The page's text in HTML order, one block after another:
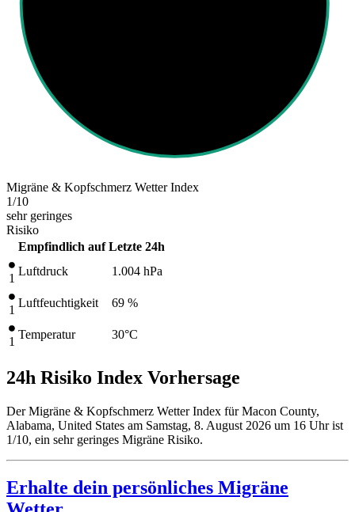
Migräne & Kopfschmerz Wetter Index
1/10
sehr geringes
Risiko
Empfindlich auf Letzte 24h
1
Luftdruck 1.004 hPa
1
Luftfeuchtigkeit 69 %
1
Temperatur 30°C
24h Risiko Index Vorhersage
Der Migräne & Kopfschmerz Wetter Index für Macon County,
Alabama, United States am Samstag, 8. August 2026 um 16 Uhr ist
1/10, ein sehr geringes Migräne Risiko.
Erhalte dein persönliches Migräne